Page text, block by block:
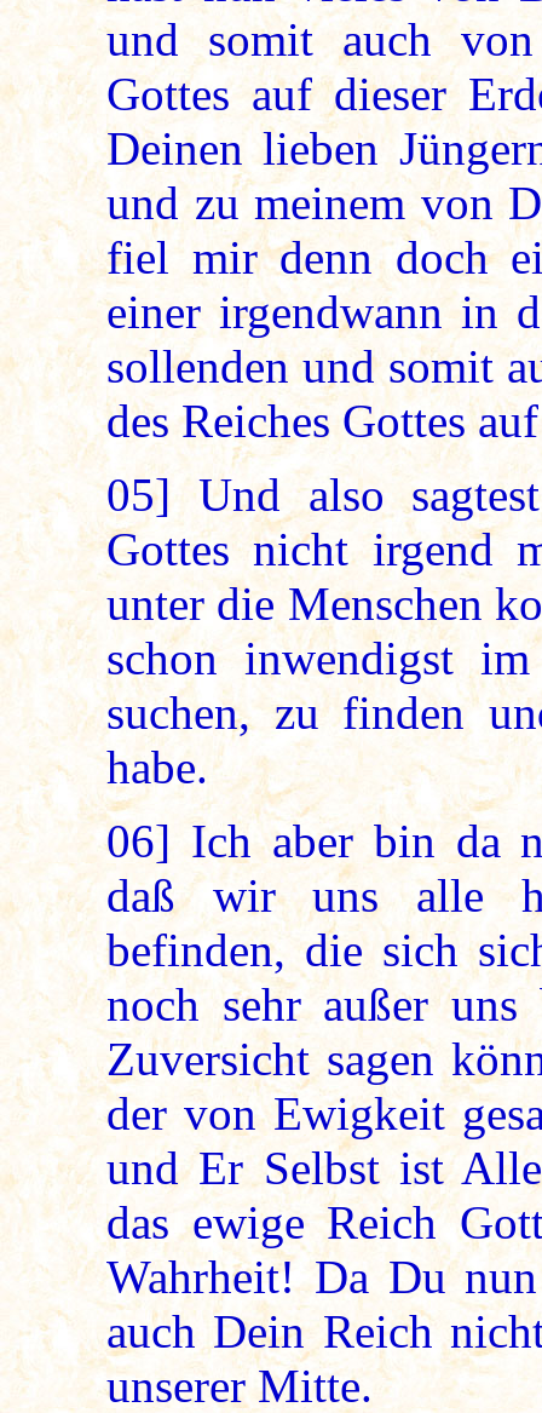
und somit auch
Gottes auf dieser
Deinen lieben
und zu meinem von
fiel mir denn doch
einer irgendwann in
sollenden und somit
des Reiches Gottes
05] Und also
Gottes nicht irgend
unter die Menschen
schon inwendigst
suchen, zu finden
habe.
06] Ich aber bin da
daß wir uns alle
befinden, die sich
noch sehr außer
Zuversicht sagen
der von Ewigkeit
und Er Selbst ist
das ewige Reich
Wahrheit! Da Du
auch Dein Reich
unserer Mitte.